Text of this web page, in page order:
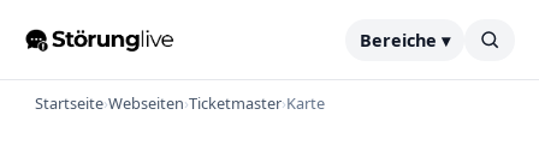
Bereiche ▾
Startseite›Webseiten›Ticketmaster›Karte